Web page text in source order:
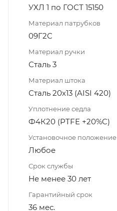
УХЛ 1 по ГОСТ 15150
Материал патрубков
09Г2С
Материал ручки
Сталь 3
Материал штока
Сталь 20х13 (AISI 420)
Уплотнение седла
Ф4К20 (PTFE +20%C)
Установочное положение
Любое
Срок службы
Не менее 30 лет
Гарантийный срок
36 мес.